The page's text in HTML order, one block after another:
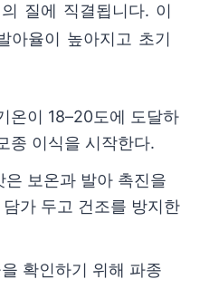
질에 직결됩니다. 이
아율이 높아지고 초기
온이 18–20도에 도달하
종 이식을 시작한다.
보온과 발아 촉진을
가 두고 건조를 방지한
확인하기 위해 파종